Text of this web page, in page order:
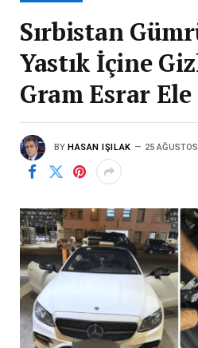
Sırbistan
Yastık İçine
Gram Esrar
BY HASAN IŞILAK 25